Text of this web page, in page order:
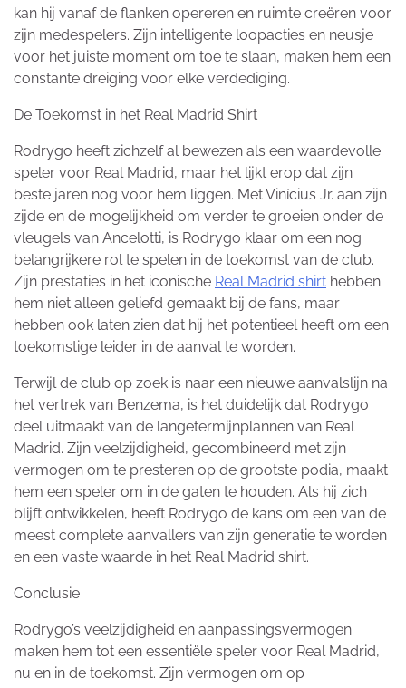
kan hij vanaf de flanken opereren en ruimte creëren voor
zijn medespelers. Zijn intelligente loopacties en neusje
voor het juiste moment om toe te slaan, maken hem een
constante dreiging voor elke verdediging.
De Toekomst in het Real Madrid Shirt
Rodrygo heeft zichzelf al bewezen als een waardevolle
speler voor Real Madrid, maar het lijkt erop dat zijn
beste jaren nog voor hem liggen. Met Vinícius Jr. aan zijn
zijde en de mogelijkheid om verder te groeien onder de
vleugels van Ancelotti, is Rodrygo klaar om een nog
belangrijkere rol te spelen in de toekomst van de club.
Zijn prestaties in het iconische Real Madrid shirt hebben
hem niet alleen geliefd gemaakt bij de fans, maar
hebben ook laten zien dat hij het potentieel heeft om een
toekomstige leider in de aanval te worden.
Terwijl de club op zoek is naar een nieuwe aanvalslijn na
het vertrek van Benzema, is het duidelijk dat Rodrygo
deel uitmaakt van de langetermijnplannen van Real
Madrid. Zijn veelzijdigheid, gecombineerd met zijn
vermogen om te presteren op de grootste podia, maakt
hem een speler om in de gaten te houden. Als hij zich
blijft ontwikkelen, heeft Rodrygo de kans om een van de
meest complete aanvallers van zijn generatie te worden
en een vaste waarde in het Real Madrid shirt.
Conclusie
Rodrygo’s veelzijdigheid en aanpassingsvermogen
maken hem tot een essentiële speler voor Real Madrid,
nu en in de toekomst. Zijn vermogen om op